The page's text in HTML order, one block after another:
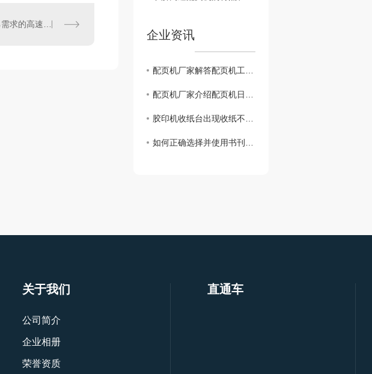
如何选择适合自己需求的高速配页机产品
企业资讯
配页机厂家解答配页机工作时会遇到什么问题？
配页机厂家介绍配页机日常的设备保养应注意什么
胶印机收纸台出现收纸不齐要如何解决
如何正确选择并使用书刊胶订联动线
关于我们
公司简介
企业相册
荣誉资质
直通车